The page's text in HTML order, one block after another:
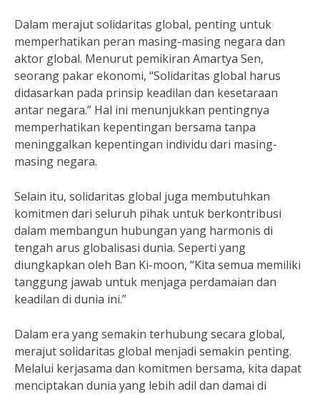
Dalam merajut solidaritas global, penting untuk
memperhatikan peran masing-masing negara dan
aktor global. Menurut pemikiran Amartya Sen,
seorang pakar ekonomi, “Solidaritas global harus
didasarkan pada prinsip keadilan dan kesetaraan
antar negara.” Hal ini menunjukkan pentingnya
memperhatikan kepentingan bersama tanpa
meninggalkan kepentingan individu dari masing-
masing negara.
Selain itu, solidaritas global juga membutuhkan
komitmen dari seluruh pihak untuk berkontribusi
dalam membangun hubungan yang harmonis di
tengah arus globalisasi dunia. Seperti yang
diungkapkan oleh Ban Ki-moon, “Kita semua memiliki
tanggung jawab untuk menjaga perdamaian dan
keadilan di dunia ini.”
Dalam era yang semakin terhubung secara global,
merajut solidaritas global menjadi semakin penting.
Melalui kerjasama dan komitmen bersama, kita dapat
menciptakan dunia yang lebih adil dan damai di